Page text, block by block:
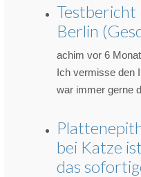
Testbericht
Berlin
achim vor 6
Ich vermisse den
war immer gerne
bei Katze
das